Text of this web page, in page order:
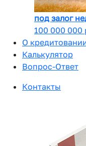
под залог
100 000 000
О
Калькулятор
Вопрос-Ответ
Контакты